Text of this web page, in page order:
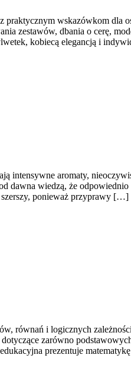
wskazówkom dla
zestawów, dbania o cerę,
kobiecą elegancją i
intensywne aromaty,
dawna wiedzą, że
szerszy, ponieważ przyprawy […]
równań i logicznych
zarówno
prezentuje